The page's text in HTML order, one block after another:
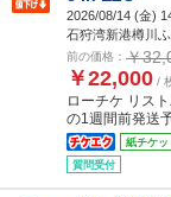
2026/08/14 (金)
石狩湾新港樽川
前の価格： ￥
￥22,000 /
ローチケ リス
の1週間前発送
紙チケッ
質問受付